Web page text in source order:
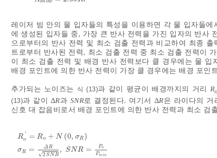
snow
레이저 빔 안의 물 입자들의 특성을 이용하면 각 물 입자들
에 생성된 입자들 중, 가장 큰 반사 전력을 가진 입자의 반사
으로부터의 반사 전력 및 최소 검출 전력과 비교하여 최종
트로부터 반사된 전력, 최소 검출 전력 중 최소 검출 전력이
이 최소 검출 전력 및 배경 반사 전력보다 클 경우에는 물
배경 포인트에 의한 반사 전력이 가장 클 경우에는 배경 포인
추가되는 노이즈는 식 (13)과 같이 평균이 배경까지의 거리 R
(13)과 같이 ∆R과 SNR로 결정된다. 여기서 ∆R은 라이다의
신호 대 잡음비로서 배경 포인트에 의한 반사 전력과 최소 검
R '
o = Ro + N (0, σR )
σR = ΔR
2 S N R
√
, SNR = Po
Pmin
o+N R2